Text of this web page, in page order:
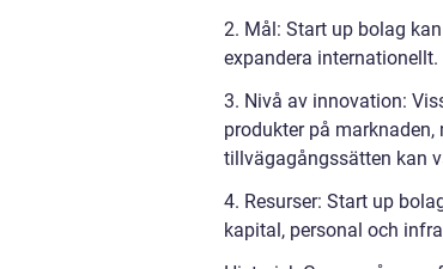
2. Mål: Start up bolag
expandera
3. Nivå av innovation:
produkter på
tillvägagångssätten kan
4. Resurser: Start up
kapital, personal och